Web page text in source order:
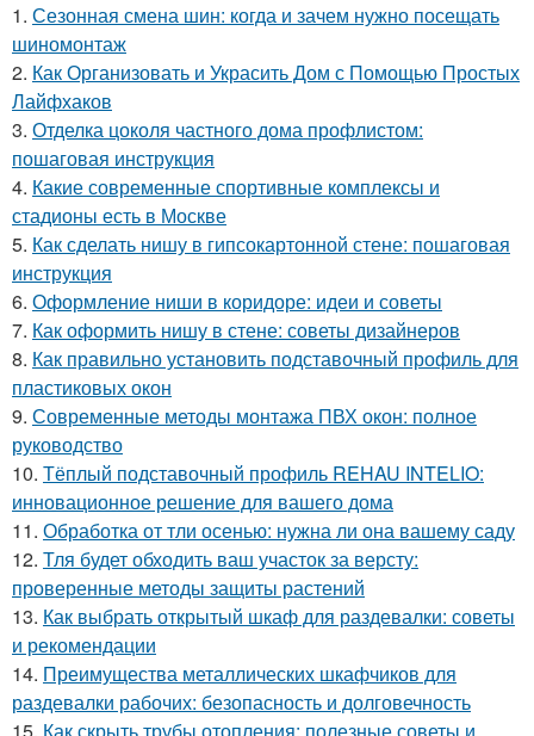
1. Сезонная смена шин: когда и зачем нужно посещать
шиномонтаж
2. Как Организовать и Украсить Дом с Помощью Простых
Лайфхаков
3. Отделка цоколя частного дома профлистом:
пошаговая инструкция
4. Какие современные спортивные комплексы и
стадионы есть в Москве
5. Как сделать нишу в гипсокартонной стене: пошаговая
инструкция
6. Оформление ниши в коридоре: идеи и советы
7. Как оформить нишу в стене: советы дизайнеров
8. Как правильно установить подставочный профиль для
пластиковых окон
9. Современные методы монтажа ПВХ окон: полное
руководство
10. Тёплый подставочный профиль REHAU INTELIO:
инновационное решение для вашего дома
11. Обработка от тли осенью: нужна ли она вашему саду
12. Тля будет обходить ваш участок за версту:
проверенные методы защиты растений
13. Как выбрать открытый шкаф для раздевалки: советы
и рекомендации
14. Преимущества металлических шкафчиков для
раздевалки рабочих: безопасность и долговечность